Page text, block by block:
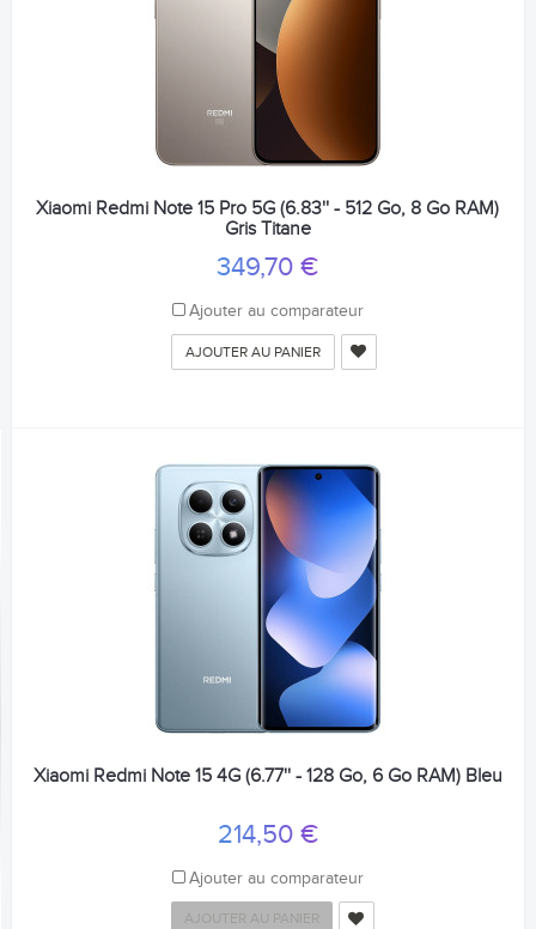
Xiaomi Redmi Note 15 Pro 5G (6.83'' - 512 Go, 8 Go RAM)
Gris Titane
349,70 €
Ajouter au comparateur
AJOUTER AU PANIER
Xiaomi Redmi Note 15 4G (6.77'' - 128 Go, 6 Go RAM) Bleu
214,50 €
Ajouter au comparateur
AJOUTER AU PANIER